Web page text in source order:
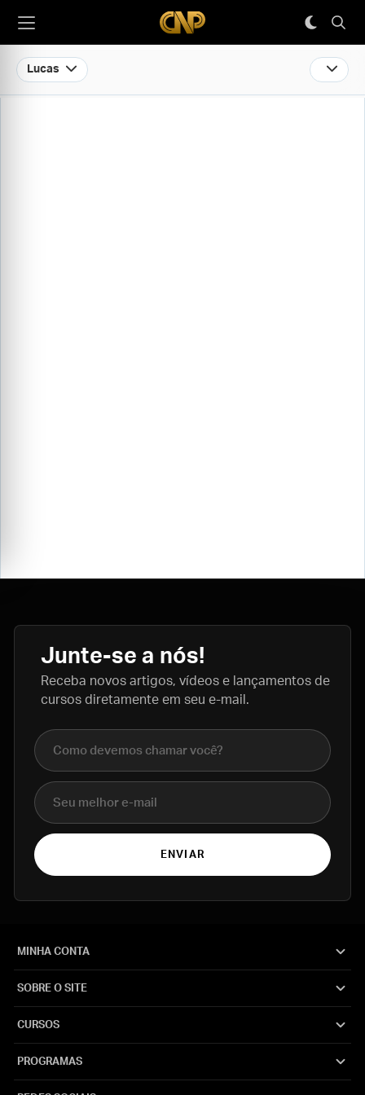
Lucas
Junte-se a nós!
Receba novos artigos, vídeos e lançamentos de
cursos diretamente em seu e-mail.
Nome completo
E-mail
ENVIAR
MINHA CONTA
SOBRE O SITE
CURSOS
PROGRAMAS